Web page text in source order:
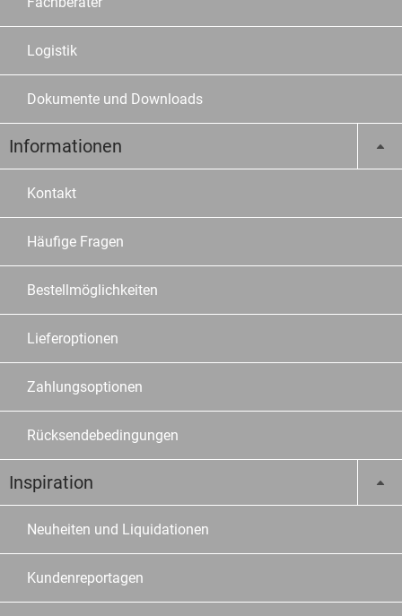
Logistik
Dokumente und Downloads
Informationen
Kontakt
Häufige Fragen
Bestellmöglichkeiten
Lieferoptionen
Zahlungsoptionen
Rücksendebedingungen
Inspiration
Neuheiten und Liquidationen
Kundenreportagen